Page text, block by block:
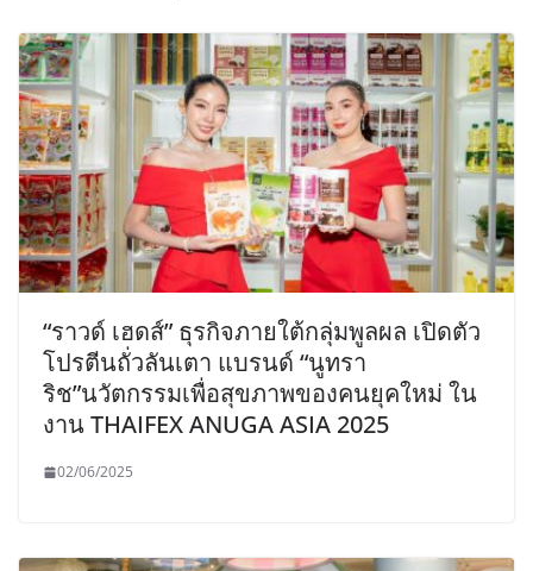
“ราวด์ เฮดส์” ธุรกิจภายใต้กลุ่มพูลผล เปิดตัว
โปรตีนถั่วลันเตา แบรนด์ “นูทรา
ริช”นวัตกรรมเพื่อสุขภาพของคนยุคใหม่ ใน
งาน THAIFEX ANUGA ASIA 2025
02/06/2025